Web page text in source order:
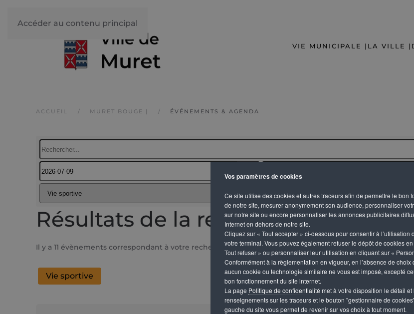
Vos paramètres de cookies
Ce site utilise des cookies et autres traceurs afin de permettre le bon
de notre site, mesurer anonymement son audience, personnaliser
sur notre site ou encore personnaliser les annonces publicitaires
Internet en dehors de notre site.
Cliquez sur « Tout accepter » ci-dessous pour consentir à l’utilisation
votre terminal. Vous pouvez également refuser le dépôt de cookies
Tout refuser » ou personnaliser leur utilisation en cliquant sur «
Conformément à la règlementation en vigueur, en l’absence de choix
aucun cookie ou technologie similaire ne vous est imposé, excepté
bon fonctionnement du site internet.
La page Politique de confidentialité met à votre disposition le détail et
renseignements sur les traceurs et le bouton "gestionnaire de
gauche du site vous permet de revenir sur vos choix à tout moment.
Accéder au contenu principal
VIE MUNICIPALE | LA VILLE |
ACCUEIL MURET BOUGE | ÉVÉNEMENTS & AGENDA
Résultats de la recherche
Il y a 11 évènements correspondant à votre recherche
Vie sportive